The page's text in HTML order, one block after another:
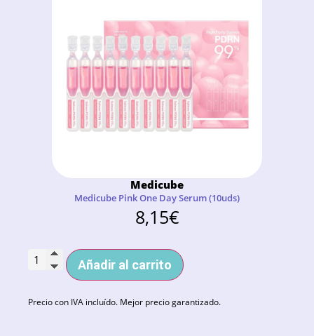
Medicube
Medicube Pink One Day Serum (10uds)
8,15€
Añadir al carrito
Precio con IVA incluído. Mejor precio garantizado.